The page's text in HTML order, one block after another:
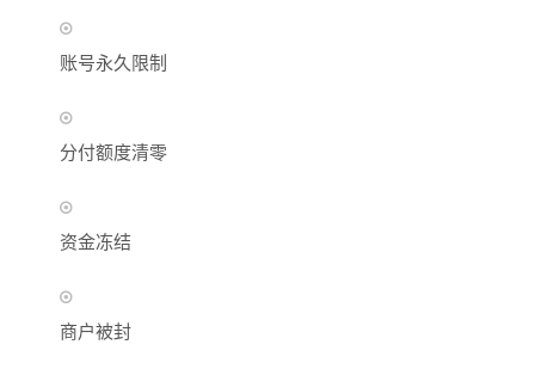
账号永久限制
分付额度清零
资金冻结
商户被封